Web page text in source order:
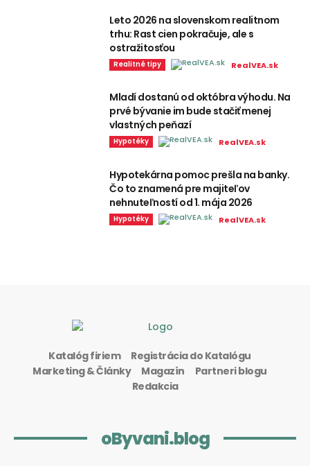
Leto 2026 na slovenskom realitnom
trhu: Rast cien pokračuje, ale s
ostražitosťou
Realitné tipy RealVEA.sk
Mladí dostanú od októbra výhodu. Na
prvé bývanie im bude stačiť menej
vlastných peňazí
Hypotéky RealVEA.sk
Hypotekárna pomoc prešla na banky.
Čo to znamená pre majiteľov
nehnuteľností od 1. mája 2026
Hypotéky RealVEA.sk
Katalóg firiem
Registrácia do Katalógu
Marketing & Články
Magazín
Partneri blogu
Redakcia
oByvani.blog